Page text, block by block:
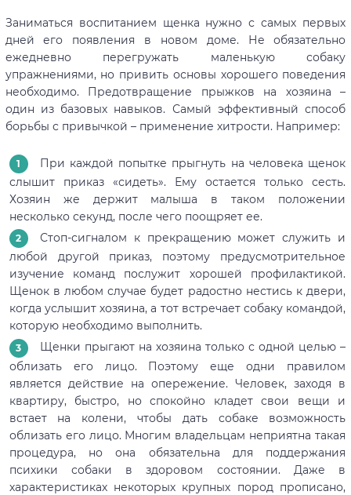
Заниматься воспитанием щенка нужно с самых первых
дней его появления в новом доме. Не обязательно
ежедневно перегружать маленькую собаку
упражнениями, но привить основы хорошего поведения
необходимо. Предотвращение прыжков на хозяина –
один из базовых навыков. Самый эффективный способ
борьбы с привычкой – применение хитрости. Например:
При каждой попытке прыгнуть на человека щенок
слышит приказ «сидеть». Ему остается только сесть.
Хозяин же держит малыша в таком положении
несколько секунд, после чего поощряет ее.
Стоп-сигналом к прекращению может служить и
любой другой приказ, поэтому предусмотрительное
изучение команд послужит хорошей профилактикой.
Щенок в любом случае будет радостно нестись к двери,
когда услышит хозяина, а тот встречает собаку командой,
которую необходимо выполнить.
Щенки прыгают на хозяина только с одной целью –
облизать его лицо. Поэтому еще одни правилом
является действие на опережение. Человек, заходя в
квартиру, быстро, но спокойно кладет свои вещи и
встает на колени, чтобы дать собаке возможность
облизать его лицо. Многим владельцам неприятна такая
процедура, но она обязательна для поддержания
психики собаки в здоровом состоянии. Даже в
характеристиках некоторых крупных пород прописано,